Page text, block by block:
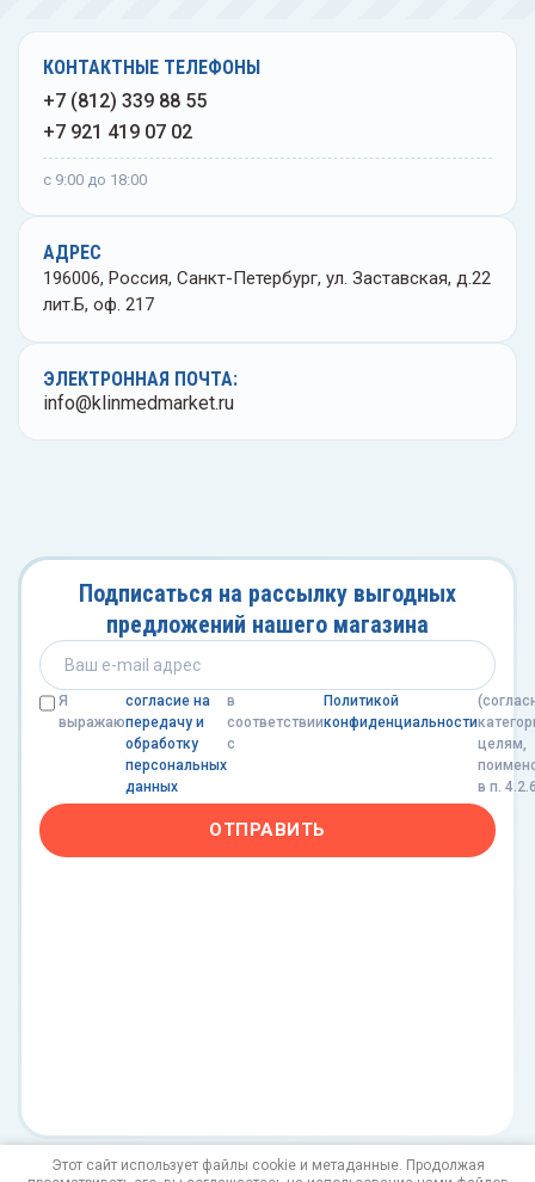
КОНТАКТНЫЕ ТЕЛЕФОНЫ
+7 (812) 339 88 55
+7 921 419 07 02
с 9:00 до 18:00
АДРЕС
196006, Россия, Санкт-Петербург, ул. Заставская, д.22
лит.Б, оф. 217
ЭЛЕКТРОННАЯ ПОЧТА:
info@klinmedmarket.ru
Подписаться на рассылку выгодных
предложений нашего магазина
Я
выражаю
согласие на
передачу и
обработку
персональных
данных
в
соответствии
с
Политикой
конфиденциальности
целям,
в п.
ОТПРАВИТЬ
Этот сайт использует файлы cookie и метаданные. Продолжая